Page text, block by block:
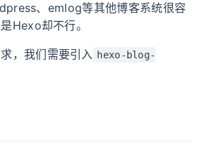
、emlog等其他博客系统很容
Hexo却不行。
，我们需要引入 hexo-blog-